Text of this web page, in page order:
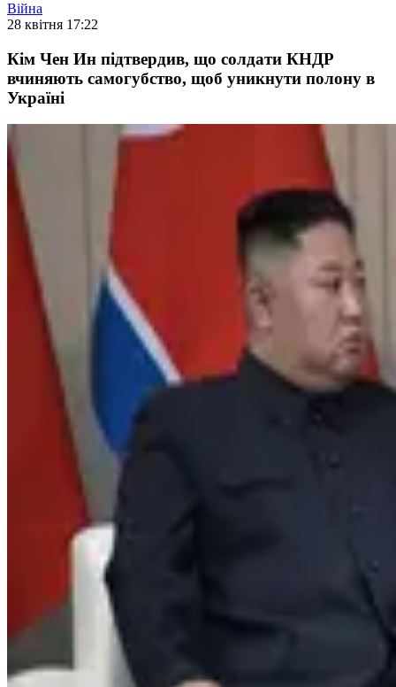
Війна
28 квітня 17:22
Кім Чен Ин підтвердив, що солдати КНДР
вчиняють самогубство, щоб уникнути полону в
Україні